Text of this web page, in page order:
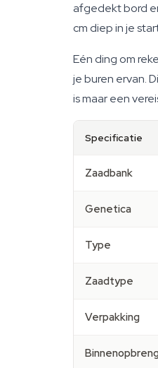
afgedekt bord
cm diep in je
Eén ding om
je buren ervan.
is maar een
Specificatie
Zaadbank
Genetica
Type
Zaadtype
Verpakking